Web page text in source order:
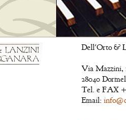
Dell'Orto &
Via Mazzini,
28040
Tel. e FAX
Email: